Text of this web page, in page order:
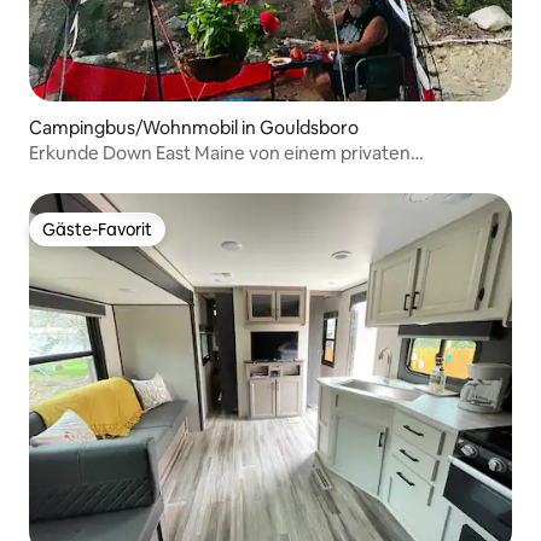
Campingbus/Wohnmobil in Gouldsboro
Erkunde Down East Maine von einem privaten
Gäste-Favorit
Gäste-Favorit